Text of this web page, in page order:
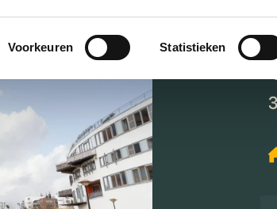
Voorkeuren Statistieken